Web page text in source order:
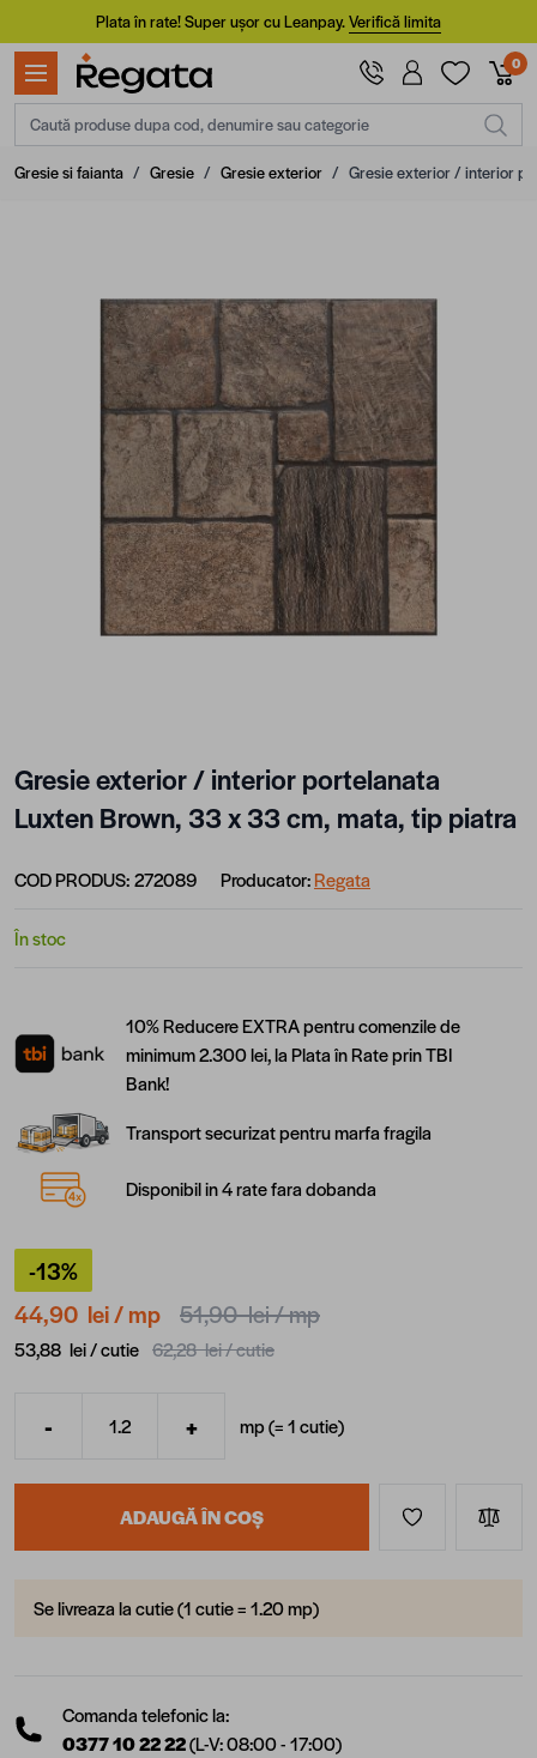
Mergi la ConținutPlata în rate! Super ușor cu Leanpay.Verifică limita
0
Caută produse dupa cod, denumire sau categorie
Gresie si faianta / Gresie / Gresie exterior / Gresie exterior / interior
Gresie exterior / interior portelanata
Luxten Brown, 33 x 33 cm, mata, tip piatra
COD PRODUS:272089 Producator:Regata
În stoc
10% Reducere EXTRA pentru comenzile de
minimum 2.300 lei, la Plata în Rate prin TBI
Bank!
Transport securizat pentru marfa fragila
Disponibil in 4 rate fara dobanda
-13%
44,90 lei/ mp 51,90 lei/ mp
53,88 lei /cutie 62,28 lei /cutie
Cantitate
- + mp (=1cutie)
ADAUGĂ ÎN COȘ
Se livreaza la cutie (1 cutie = 1.20 mp)
Comanda telefonic la:
0377 10 22 22(L-V: 08:00 - 17:00)